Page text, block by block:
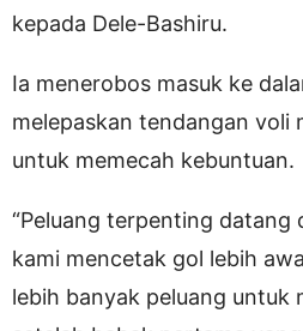
kepada Dele-Bashiru.
Ia menerobos masuk ke
melepaskan tendangan voli
untuk memecah kebuntuan.
“Peluang terpenting datang
kami mencetak gol lebih
lebih banyak peluang untuk